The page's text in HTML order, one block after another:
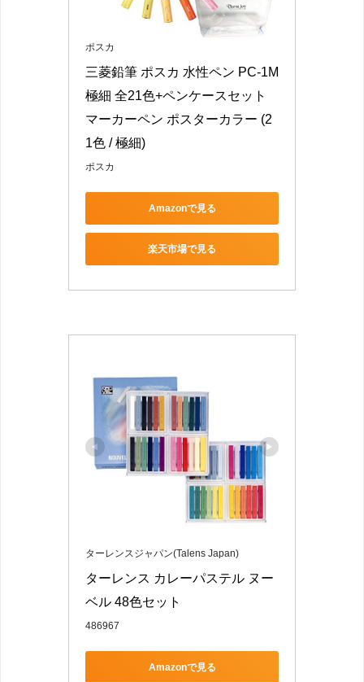
ポスカ
三菱鉛筆 ポスカ 水性ペン PC-1M
極細 全21色+ペンケースセット
マーカーペン ポスターカラー (2
1色 / 極細)
ポスカ
Amazonで見る
楽天市場で見る
ターレンスジャパン(Talens Japan)
ターレンス カレーパステル ヌー
ベル 48色セット
486967
Amazonで見る